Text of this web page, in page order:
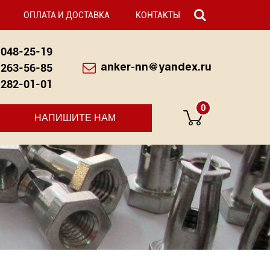
ОПЛАТА И ДОСТАВКА КОНТАКТЫ
25-19
56-85
01-01
anker-nn@yandex.ru
НАПИШИТЕ НАМ
0